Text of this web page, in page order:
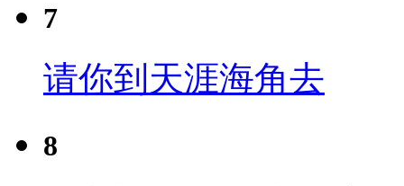
7
请你到天涯海角去
8